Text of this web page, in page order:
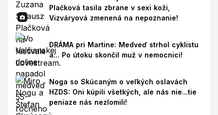
Plačková tasila zbrane v sexi koži,
Vizváryová zmenená na nepoznanie!
DRÁMA pri Martine: Medveď strhol cyklistu
a... Po útoku skončil muž v nemocnici!
Noga so Skúcaným o veľkých oslavách
HZDS: Oni kúpili všetkých, ale nás nie...tie
peniaze nás nezlomili!